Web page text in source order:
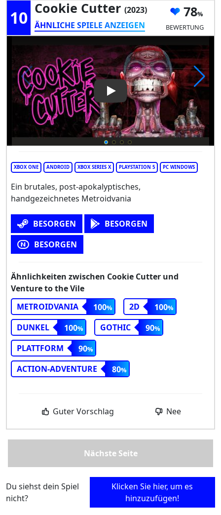
10 Cookie Cutter (2023)
ÄHNLICHE SPIELE ANZEIGEN
78
BEWERTUNG
Play Video: Cookie Cutter
XBOX ONE ANDROID XBOX SERIES X PLAYSTATION 5 PC WINDOWS
Ein brutales, post-apokalyptisches,
handgezeichnetes Metroidvania
BESORGEN
BESORGEN
BESORGEN
Ähnlichkeiten zwischen Cookie Cutter und
Venture to the Vile
METROIDVANIA
100 2D
100
DUNKEL
100 GOTHIC
90
PLATTFORM
90
ACTION-ADVENTURE
80
Guter Vorschlag Nee
Nächste Seite
Du siehst dein Spiel
nicht?
Klicken Sie hier, um es
hinzuzufügen!